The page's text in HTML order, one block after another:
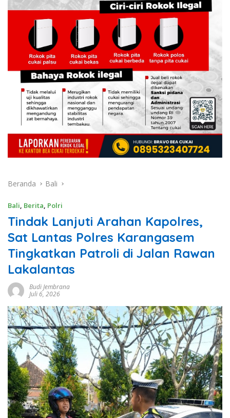
Beranda Bali
Bali, Berita, Polri
Tindak Lanjuti Arahan Kapolres,
Sat Lantas Polres Karangasem
Tingkatkan Patroli di Jalan Rawan
Lakalantas
Budi Jembrana
Juli 6, 2026